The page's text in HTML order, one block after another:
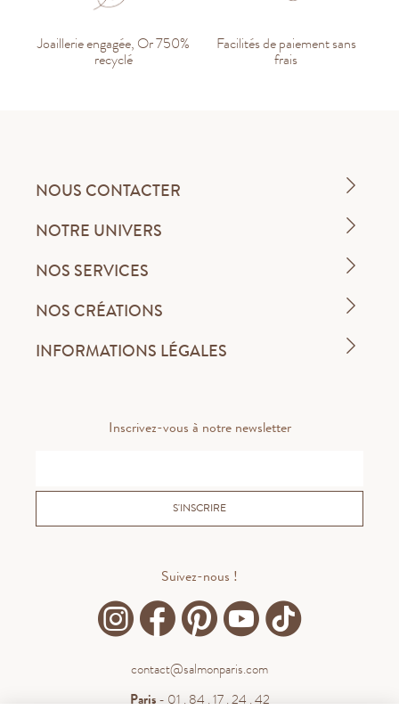
Joaillerie engagée, Or 750%
recyclé
Facilités de paiement sans
frais
NOUS CONTACTER
NOTRE UNIVERS
NOS SERVICES
NOS CRÉATIONS
INFORMATIONS LÉGALES
Inscrivez-vous à notre newsletter
S'INSCRIRE
Suivez-nous !
contact@salmonparis.com
Paris- 01 . 84 . 17 . 24 . 42